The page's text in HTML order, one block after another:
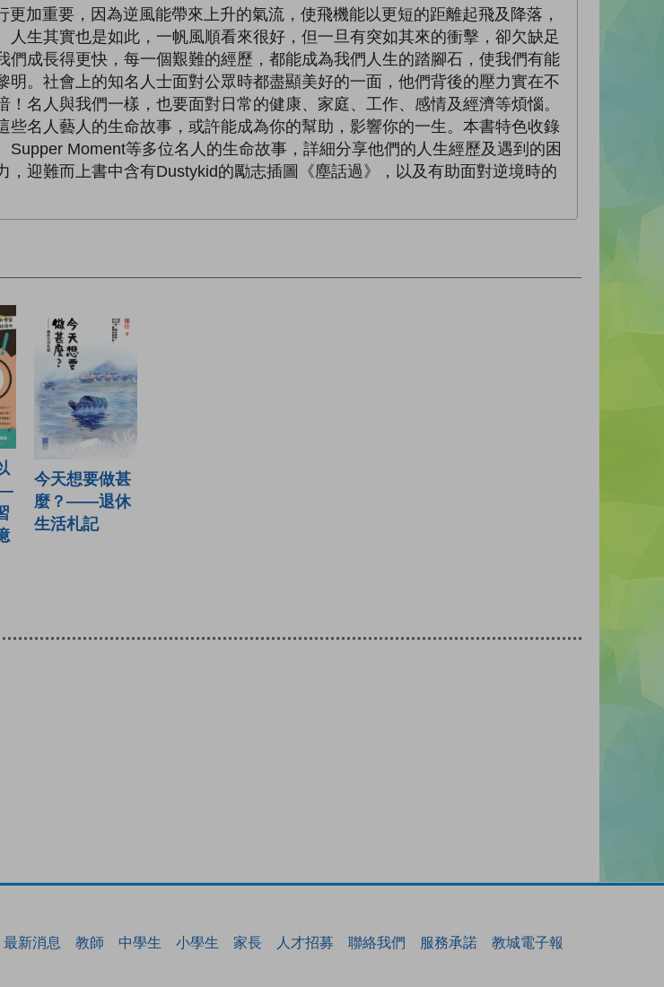
加重要，因為逆風能帶來上升的氣流，使飛機能以更短的距離起飛及降落，
生其實也是如此，一帆風順看來很好，但一旦有突如其來的衝擊，卻欠缺足
成長得更快，每一個艱難的經歷，都能成為我們人生的踏腳石，使我們有能
。社會上的知名人士面對公眾時都盡顯美好的一面，他們背後的壓力實在不
名人與我們一樣，也要面對日常的健康、家庭、工作、感情及經濟等煩惱。
名人藝人的生命故事，或許能成為你的幫助，影響你的一生。本書特色收錄
Moment等多位名人的生命故事，詳細分享他們的人生經歷及遇到的困
迎難而上書中含有Dustykid的勵志插圖《塵話過》，以及有助面對逆境時的
今天想要做甚
麼？——退休
生活札記
最新消息 教師 中學生 小學生 家長 人才招募 聯絡我們 服務承諾 教城電子報